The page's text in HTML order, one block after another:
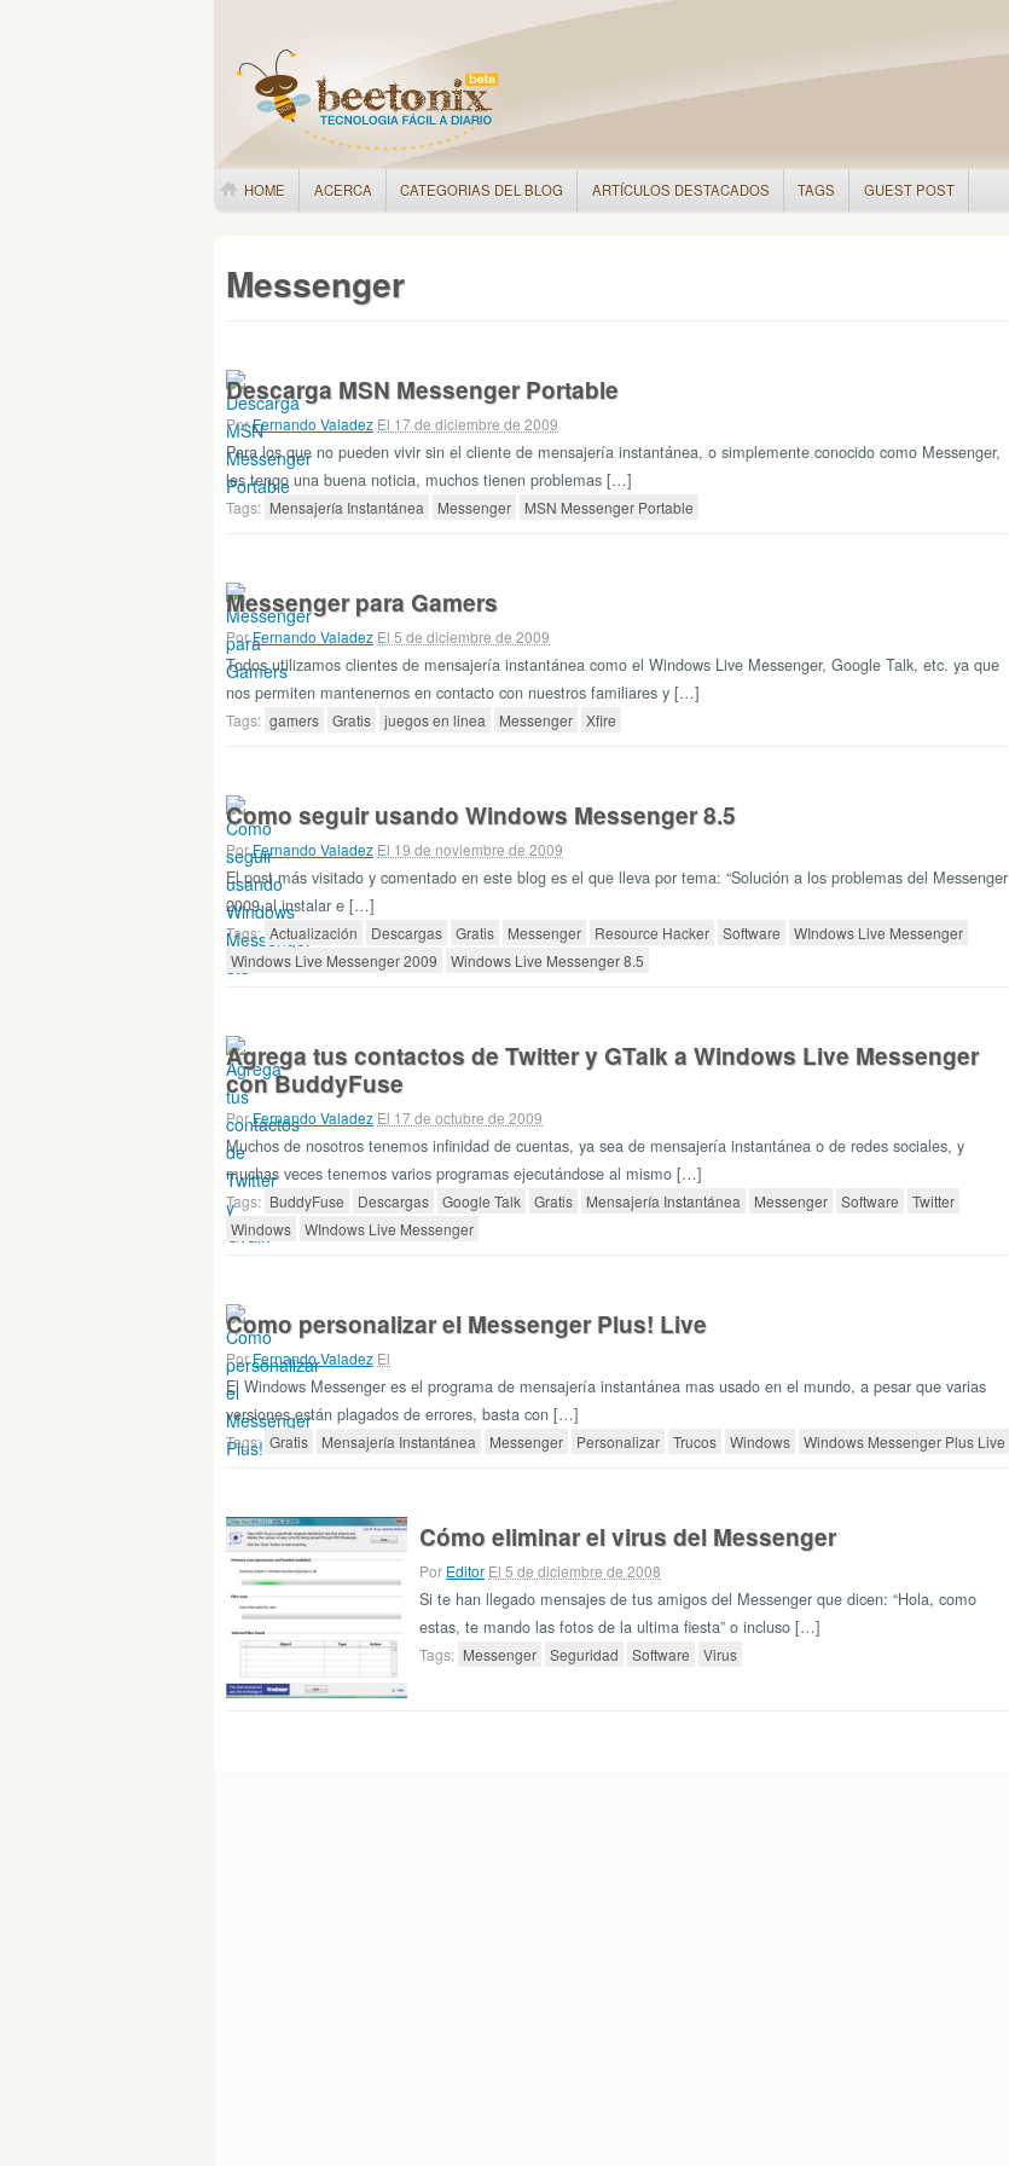
HOME ACERCA CATEGORIAS DEL BLOG ARTÍCULOS DESTACADOS TAGS GUEST POST
Messenger
Descarga MSN Messenger Portable
PorFernando Valadez El 17 de diciembre de 2009
Para los que no pueden vivir sin el cliente de mensajería instantánea, o simplemente conocido como Messenger,
les tengo una buena noticia, muchos tienen problemas […]
Tags: Mensajería Instantánea Messenger MSN Messenger Portable
Messenger para Gamers
PorFernando Valadez El 5 de diciembre de 2009
Todos utilizamos clientes de mensajería instantánea como el Windows Live Messenger, Google Talk, etc. ya que
nos permiten mantenernos en contacto con nuestros familiares y […]
Tags: gamers Gratis juegos en linea Messenger Xfire
Como seguir usando Windows Messenger 8.5
PorFernando Valadez El 19 de noviembre de 2009
El post más visitado y comentado en este blog es el que lleva por tema: “Solución a los problemas del Messenger
2009 al instalar e […]
Tags: Actualización Descargas Gratis Messenger Resource Hacker Software
WIndows Live Messenger
Windows Live Messenger 2009
Windows Live Messenger 8.5
Agrega tus contactos de Twitter y GTalk a Windows Live Messenger
con BuddyFuse
PorFernando Valadez El 17 de octubre de 2009
Muchos de nosotros tenemos infinidad de cuentas, ya sea de mensajería instantánea o de redes sociales, y
muchas veces tenemos varios programas ejecutándose al mismo […]
Tags: BuddyFuse Descargas Google Talk Gratis Mensajería Instantánea Messenger Software
Twitter
Windows
WIndows Live Messenger
Como personalizar el Messenger Plus! Live
PorFernando Valadez El
El Windows Messenger es el programa de mensajería instantánea mas usado en el mundo, a pesar que varias
versiones están plagados de errores, basta con […]
Tags: Gratis Mensajería Instantánea Messenger Personalizar Trucos Windows Windows Messenger Plus Live
Cómo eliminar el virus del Messenger
Por Editor El 5 de diciembre de 2008
Si te han llegado mensajes de tus amigos del Messenger que dicen: “Hola, como
estas, te mando las fotos de la ultima fiesta” o incluso […]
Tags: Messenger Seguridad Software Virus